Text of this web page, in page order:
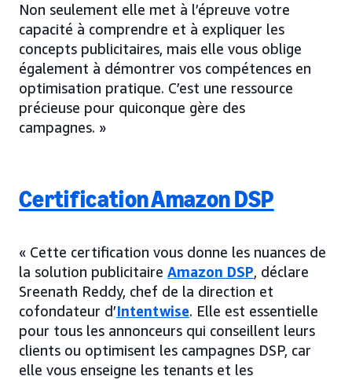
Non seulement elle met à l’épreuve votre
capacité à comprendre et à expliquer les
concepts publicitaires, mais elle vous oblige
également à démontrer vos compétences en
optimisation pratique. C’est une ressource
précieuse pour quiconque gère des
campagnes. »
Certification Amazon DSP
« Cette certification vous donne les nuances de
la solution publicitaire Amazon DSP, déclare
Sreenath Reddy, chef de la direction et
cofondateur d’Intentwise. Elle est essentielle
pour tous les annonceurs qui conseillent leurs
clients ou optimisent les campagnes DSP, car
elle vous enseigne les tenants et les